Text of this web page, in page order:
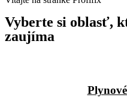
Vyberte si oblasť,
zaujíma